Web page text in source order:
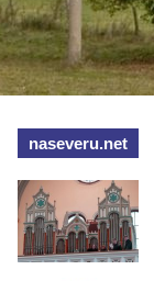
naseveru.net